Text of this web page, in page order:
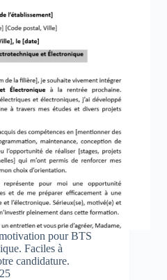
pour BTS
Faciles à
candidature.